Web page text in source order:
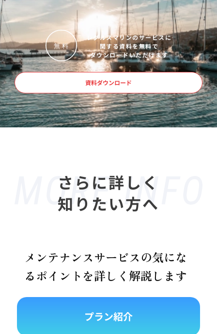
無 料
レグルスマリンのサービスに
関する資料を無料で
ダウンロードいただけます
資料ダウンロード
さらに詳しく
知りたい方へ
メンテナンスサービスの気にな
るポイントを詳しく解説します
プラン紹介